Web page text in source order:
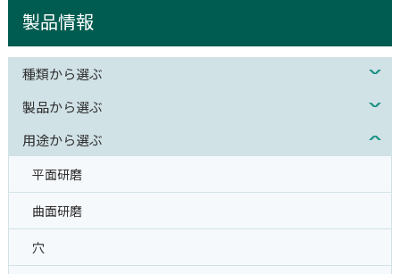
製品情報
種類から選ぶ
製品から選ぶ
用途から選ぶ
平面研磨
曲面研磨
穴